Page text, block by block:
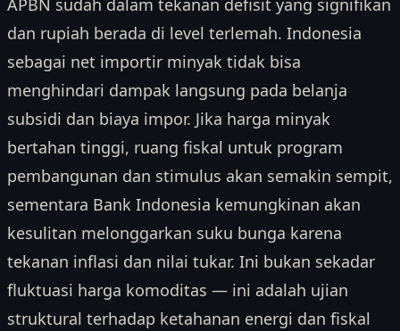
APBN sudah dalam tekanan defisit yang signifikan
dan rupiah berada di level terlemah. Indonesia
sebagai net importir minyak tidak bisa
menghindari dampak langsung pada belanja
subsidi dan biaya impor. Jika harga minyak
bertahan tinggi, ruang fiskal untuk program
pembangunan dan stimulus akan semakin sempit,
sementara Bank Indonesia kemungkinan akan
kesulitan melonggarkan suku bunga karena
tekanan inflasi dan nilai tukar. Ini bukan sekadar
fluktuasi harga komoditas — ini adalah ujian
struktural terhadap ketahanan energi dan fiskal